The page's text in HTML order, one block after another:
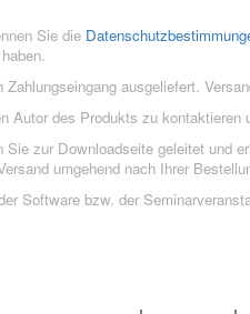
Sie die
ausgeliefert.
Autor des Produkts zu
Sie zur Downloadseite geleitet und
umgehend nach Ihrer
Software bzw. der